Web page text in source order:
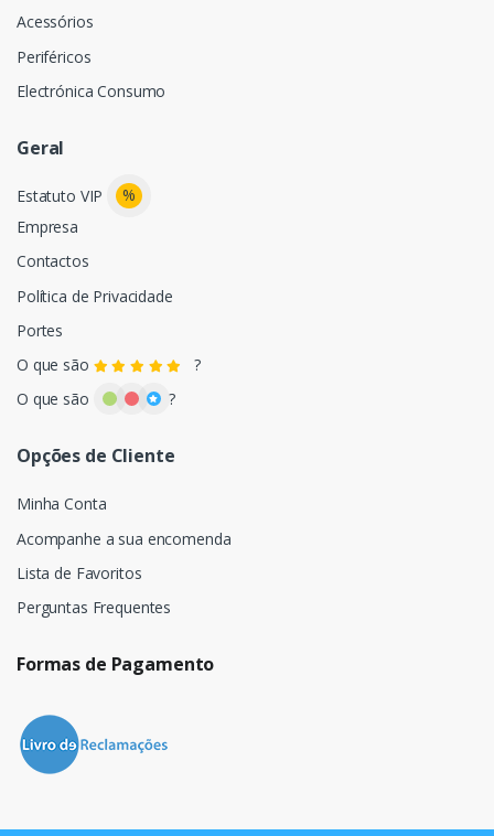
Acessórios
Periféricos
Electrónica Consumo
Geral
Estatuto VIP
%
Empresa
Contactos
Política de Privacidade
Portes
O que são
?
O que são
?
Opções de Cliente
Minha Conta
Acompanhe a sua encomenda
Lista de Favoritos
Perguntas Frequentes
Formas de Pagamento